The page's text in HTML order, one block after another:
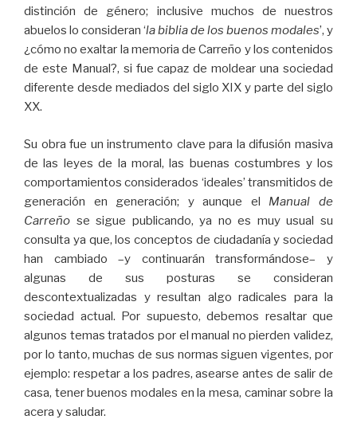
distinción de género; inclusive muchos de nuestros
abuelos lo consideran ‘la biblia de los buenos modales’, y
¿cómo no exaltar la memoria de Carreño y los contenidos
de este Manual?, si fue capaz de moldear una sociedad
diferente desde mediados del siglo XIX y parte del siglo
XX.
Su obra fue un instrumento clave para la difusión masiva
de las leyes de la moral, las buenas costumbres y los
comportamientos considerados ‘ideales’ transmitidos de
generación en generación; y aunque el Manual de
Carreño se sigue publicando, ya no es muy usual su
consulta ya que, los conceptos de ciudadanía y sociedad
han cambiado –y continuarán transformándose– y
algunas de sus posturas se consideran
descontextualizadas y resultan algo radicales para la
sociedad actual. Por supuesto, debemos resaltar que
algunos temas tratados por el manual no pierden validez,
por lo tanto, muchas de sus normas siguen vigentes, por
ejemplo: respetar a los padres, asearse antes de salir de
casa, tener buenos modales en la mesa, caminar sobre la
acera y saludar.